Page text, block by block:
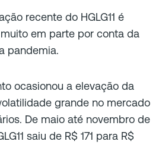
recente do HGLG11 é
em parte por conta da
pandemia.
ocasionou a elevação da
grande no mercado
De maio até novembro de
saiu de R$ 171 para R$